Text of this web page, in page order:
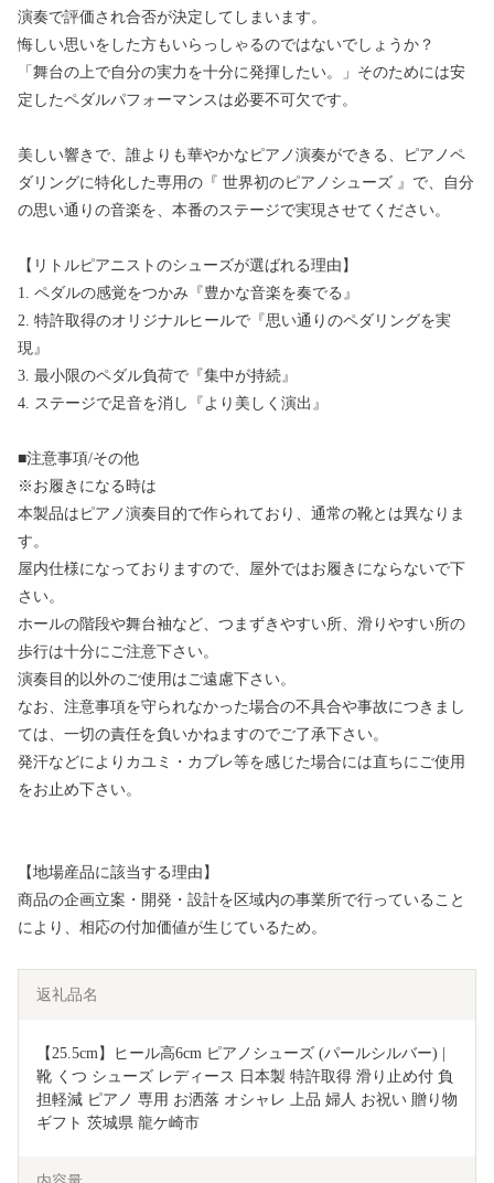
演奏で評価され合否が決定してしまいます。
悔しい思いをした方もいらっしゃるのではないでしょうか？
「舞台の上で自分の実力を十分に発揮したい。」そのためには安
定したペダルパフォーマンスは必要不可欠です。
美しい響きで、誰よりも華やかなピアノ演奏ができる、ピアノペ
ダリングに特化した専用の『 世界初のピアノシューズ 』で、自分
の思い通りの音楽を、本番のステージで実現させてください。
【リトルピアニストのシューズが選ばれる理由】
1. ペダルの感覚をつかみ『豊かな音楽を奏でる』
2. 特許取得のオリジナルヒールで『思い通りのペダリングを実
現』
3. 最小限のペダル負荷で『集中が持続』
4. ステージで足音を消し『より美しく演出』
■注意事項/その他
※お履きになる時は
本製品はピアノ演奏目的で作られており、通常の靴とは異なりま
す。
屋内仕様になっておりますので、屋外ではお履きにならないで下
さい。
ホールの階段や舞台袖など、つまずきやすい所、滑りやすい所の
歩行は十分にご注意下さい。
演奏目的以外のご使用はご遠慮下さい。
なお、注意事項を守られなかった場合の不具合や事故につきまし
ては、一切の責任を負いかねますのでご了承下さい。
発汗などによりカユミ・カブレ等を感じた場合には直ちにご使用
をお止め下さい。
【地場産品に該当する理由】
商品の企画立案・開発・設計を区域内の事業所で行っていること
により、相応の付加価値が生じているため。
返礼品名
【25.5cm】ヒール高6cm ピアノシューズ (パールシルバー) |
靴 くつ シューズ レディース 日本製 特許取得 滑り止め付 負
担軽減 ピアノ 専用 お洒落 オシャレ 上品 婦人 お祝い 贈り物
ギフト 茨城県 龍ケ崎市